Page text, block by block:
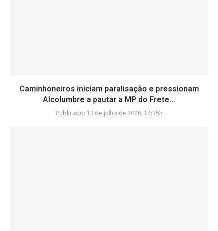
Caminhoneiros iniciam paralisação e pressionam
Alcolumbre a pautar a MP do Frete...
Publicado: 13 de julho de 2026, 14:35h